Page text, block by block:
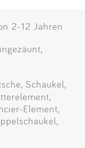
2-12 Jahren
Schaukel,
Element,